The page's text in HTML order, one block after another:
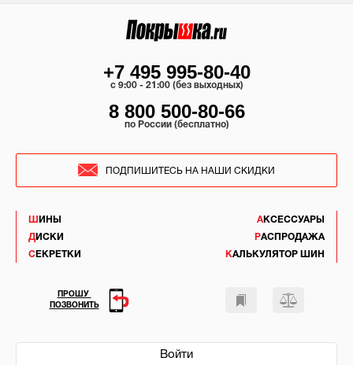
ШИНЫ
ДИСКИ
СЕКРЕТКИ
АКСЕССУАРЫ
РАСПРОДАЖА
КАЛЬКУЛЯТОР ШИН
Войти
+7 495 995-80-40
c 9:00 - 21:00 (без выходных)
8 800 500-80-66
по России (бесплатно)
ПОДПИШИТЕСЬ НА НАШИ СКИДКИ
ПРОШУ
ПОЗВОНИТЬ